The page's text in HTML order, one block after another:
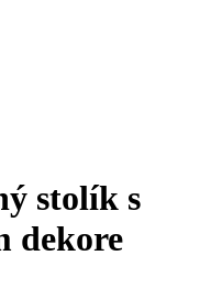
stolík s
dekore